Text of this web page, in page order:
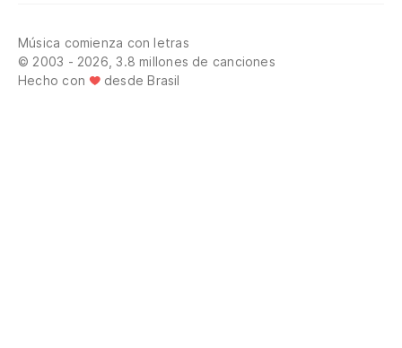
Música comienza con letras
© 2003 - 2026, 3.8 millones de canciones
Hecho con
desde Brasil